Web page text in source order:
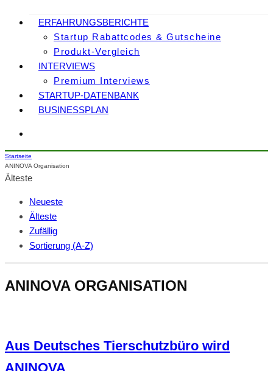
ERFAHRUNGSBERICHTE
Startup Rabattcodes & Gutscheine
Produkt-Vergleich
INTERVIEWS
Premium Interviews
STARTUP-DATENBANK
BUSINESSPLAN
Startseite
ANINOVA Organisation
Älteste
Neueste
Älteste
Zufällig
Sortierung (A-Z)
ANINOVA ORGANISATION
Aus Deutsches Tierschutzbüro wird
ANINOVA